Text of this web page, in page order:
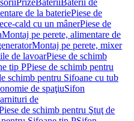
PrizeBateriiBaterii de
de la bateriePiese de
cald cu un mânerPiese de
Montaj pe perete, alimentare de
Montaj pe perete, mixer
de lavoarPiese de schimb
tip PPiese de schimb pentru
schimb pentru Sifoane cu tub
de spaţiuSifon
de
de schimb pentru Ştuţ de